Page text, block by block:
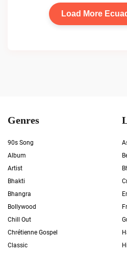
Load More
Genres
90s Song
Album
Artist
Bhakti
Bhangra
Bollywood
Chill Out
Chrétienne Gospel
Classic